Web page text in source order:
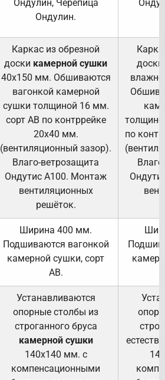
Ондулин, Черепица
Ондулин.
Каркас из обрезной
доски камерной сушки
40х150 мм. Обшиваются
вагонкой камерной
сушки толщиной 16 мм.
сорт АВ по контррейке
20х40 мм.
(вентиляционный зазор).
Влаго-ветрозащита
Ондутис А100. Монтаж
вентиляционных
решёток.
доски
по
Ширина 400 мм.
Подшиваются вагонкой
камерной сушки, сорт
АВ.
Устанавливаются
опорные столбы из
строганного бруса
камерной сушки
140х140 мм. с
компенсационными